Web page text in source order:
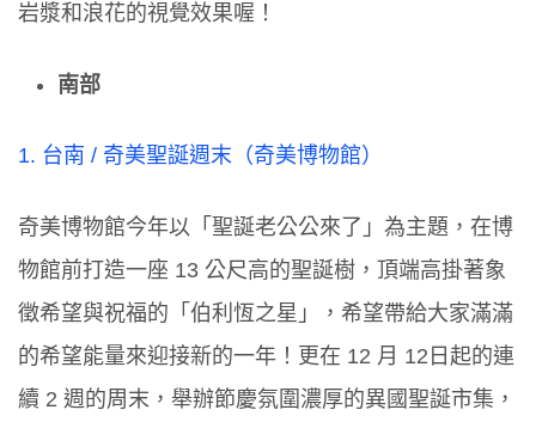
岩漿和浪花的視覺效果喔！
南部
1. 台南 / 奇美聖誕週末 （奇美博物館）
奇美博物館今年以「聖誕老公公來了」為主題，在博
物館前打造一座 13 公尺高的聖誕樹，頂端高掛著象
徵希望與祝福的「伯利恆之星」，希望帶給大家滿滿
的希望能量來迎接新的一年！更在 12 月 12 日起的連
續 2 週的周末，舉辦節慶氛圍濃厚的異國聖誕市集，